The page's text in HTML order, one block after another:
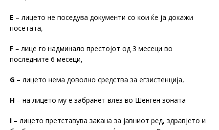
Е – лицето не поседува документи со кои ќе ја докажи
посетата,
F – лице го надминало престојот од 3 месеци во
последните 6 месеци,
G – лицето нема доволно средства за егзистенција,
H – на лицето му е забранет влез во Шенген зоната
I – лицето претставува закана за јавниот ред, здравјето и